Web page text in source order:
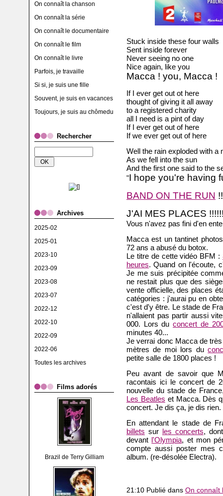
On connaît la chanson
On connaît la série
On connaît le documentaire
On connaît le film
On connaît le livre
Parfois, je travaille
Si si, je suis une fille
Souvent, je suis en vacances
Toujours, je suis au chômedu
Rechercher
Archives
2025-02
2025-01
2023-10
2023-09
2023-08
2023-07
2022-12
2022-10
2022-09
2022-06
Toutes les archives
Films adorés
Brazil de Terry Gilliam
Stuck inside these four walls
Sent inside forever
Never seeing no one
Nice again, like you
Macca ! you, Macca !
If I ever get out ot here
thought of giving it all away
to a registered charity
all I need is a pint of day
If I ever get out of here
If we ever get out of here
Well the rain exploded with a
As we fell into the sun
And the first one said to the
"I hope you're having
BAND ON THE RUN
J'AI MES PLACES
Vous n'avez pas fini d'en
Macca est un tantinet
72 ans a abusé du botox.
Le titre de cette vidéo BFM :
heures. Quand on l'écoute,
Je me suis précipitée
ne restait plus que des
vente officielle, des places
catégories : j'aurai pu en
c'est d'y être. Le stade de
n'allaient pas partir aussi
000. Lors duconcert de
minutes 40...
Je verrai donc Macca de
mètres de moi lors du
petite salle de 1800 places !
Peu avant de savoir que
racontais ici le concert de
nouvelle du stade de
Les Beatles et Macca. Dès
concert. Je dis ça, je dis rien.
En attendant le stade de
billets sur les concerts,
devant l'Olympia, et mon
compte aussi poster mes
album. (re-désolée Electra).
21:10 Publié dans On connaît